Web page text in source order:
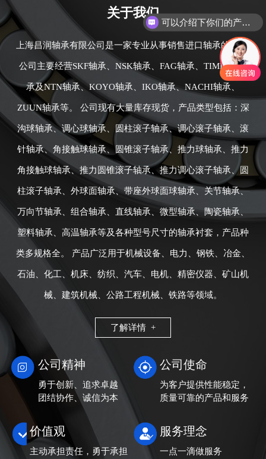
关于我们
上海昌润轴承有限公司是一家专业从事销售进口轴承的公司,
公司主要经营SKF轴承、NSK轴承、FAG轴承、TIMKEN轴
承及NTN轴承、KOYO轴承、IKO轴承、NACHI轴承、
ZUUN轴承等。 公司现有大量库存现货，产品类型包括：深
沟球轴承、调心球轴承、圆柱滚子轴承、调心滚子轴承、滚
针轴承、角接触球轴承、圆锥滚子轴承、推力球轴承、推力
角接触球轴承、推力圆锥滚子轴承、推力调心滚子轴承、圆
柱滚子轴承、外球面轴承、带座外球面球轴承、关节轴承、
万向节轴承、组合轴承、直线轴承、微型轴承、陶瓷轴承、
塑料轴承、高温轴承等及各种型号尺寸的轴承衬套，产品种
类多规格全。 产品广泛用于机械设备、电力、钢铁、冶金、
石油、化工、机床、纺织、汽车、电机、精密仪器、矿山机
械、建筑机械、公路工程机械、铁路等领域。
了解详情 +
公司精神
勇于创新、追求卓越
团结协作、诚信为本
公司使命
为客户提供性能稳定，
质量可靠的产品和服务
价值观
主动承担责任，勇于承担
服务理念
一点一滴做服务
可以介绍下你们的产品么
你们是怎么收费的呢